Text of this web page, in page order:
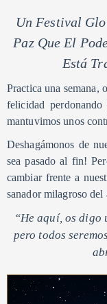
Un Festival
PazQue El
Está
Practica una semana,
felicidad
mantuvimos unos
Deshagámonos de
sea pasado al fin!
cambiar frente a
sanador milagroso del
“He aquí, os digo
pero todos